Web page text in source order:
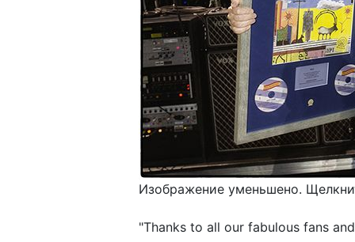
Изображение уменьшено.
"Thanks to all our fabulous fans